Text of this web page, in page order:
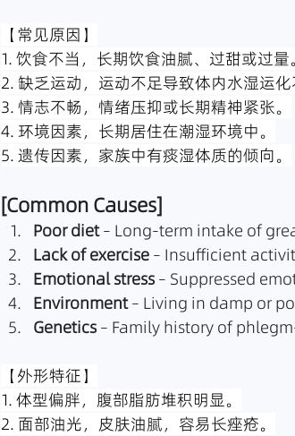
【常见原因】
1. 饮食不当，长期饮食油腻、过甜或过量。
2. 缺乏运动，运动不足导致体内水湿运化
3. 情志不畅，情绪压抑或长期精神紧张。
4. 环境因素，长期居住在潮湿环境中。
5. 遗传因素，家族中有痰湿体质的倾向。
[Common Causes]
Poor diet – Long-term intake of
Lack of exercise – Insufficient
Emotional stress – Suppressed
Environment – Living in damp or
Genetics – Family history of
【外形特征】
1. 体型偏胖，腹部脂肪堆积明显。
2. 面部油光，皮肤油腻，容易长痤疮。